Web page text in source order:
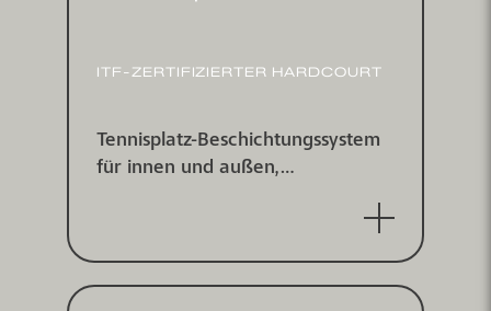
ITF-ZERTI­FIZIERTER HARDCOURT
Tennisplatz-Beschichtungs­system
für innen und außen,